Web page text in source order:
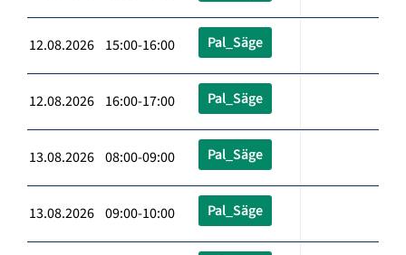
12.08.2026 15:00-16:00 Pal_Säge
12.08.2026 16:00-17:00 Pal_Säge
13.08.2026 08:00-09:00 Pal_Säge
13.08.2026 09:00-10:00 Pal_Säge